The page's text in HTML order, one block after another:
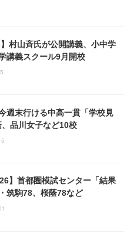
】村山斉氏が公開講義、小中学
講義スクール9月開校
週末行ける中高一貫「学校見
品川女子など10校
】首都圏模試センター「結果
筑駒78、桜蔭78など